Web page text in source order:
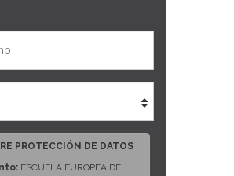
PROTECCIÓN DE DATOS
ESCUELA EUROPEA DE